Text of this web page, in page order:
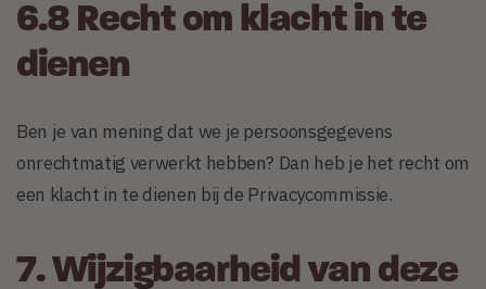
6.8 Recht om klacht in te
dienen
Ben je van mening dat we je persoonsgegevens
onrechtmatig verwerkt hebben? Dan heb je het recht om
een klacht in te dienen bij de Privacycommissie.
7. Wijzigbaarheid van deze